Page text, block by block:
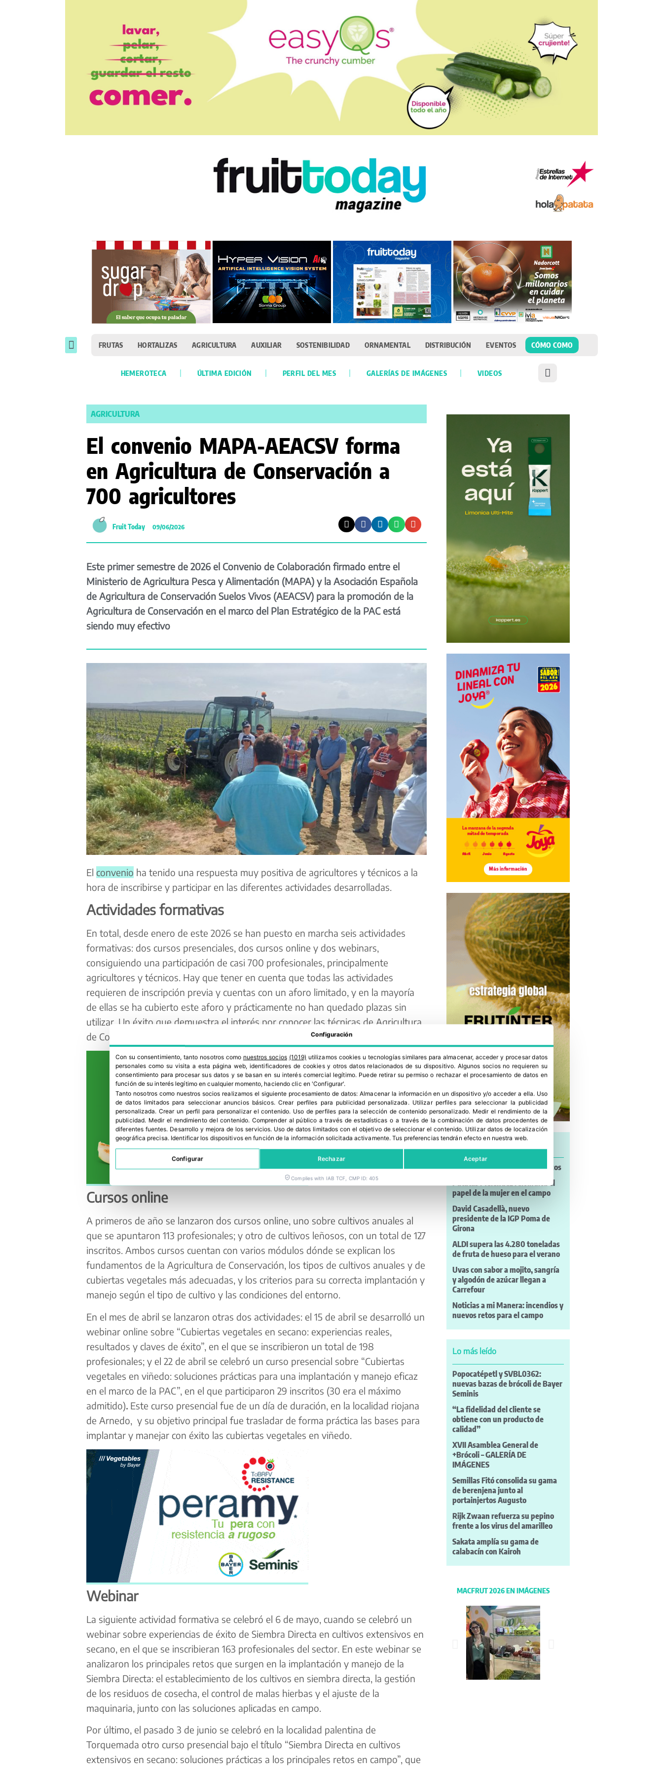
FRUTAS HORTALIZAS AGRICULTURA AUXILIAR SOSTENIBILIDAD ORNAMENTAL DISTRIBUCIÓN EVENTOS CÓMO COMO
HEMEROTECA ÚLTIMA EDICIÓN PERFIL DEL MES GALERÍAS DE IMÁGENES VIDEOS
AGRICULTURA
El convenio MAPA-AEACSV forma
en Agricultura de Conservación a
700 agricultores
Fruit Today 09/06/2026
Este primer semestre de 2026 el Convenio de Colaboración firmado entre el
Ministerio de Agricultura Pesca y Alimentación (MAPA) y la Asociación Española
de Agricultura de Conservación Suelos Vivos (AEACSV) para la promoción de la
Agricultura de Conservación en el marco del Plan Estratégico de la PAC está
siendo muy efectivo
El convenio ha tenido una respuesta muy positiva de agricultores y técnicos a la
hora de inscribirse y participar en las diferentes actividades desarrolladas.
Actividades formativas
En total, desde enero de este 2026 se han puesto en marcha seis actividades
formativas: dos cursos presenciales, dos cursos online y dos webinars,
consiguiendo una participación de casi 700 profesionales, principalmente
agricultores y técnicos. Hay que tener en cuenta que todas las actividades
requieren de inscripción previa y cuentas con un aforo limitado, y en la mayoría
de ellas se ha cubierto este aforo y prácticamente no han quedado plazas sin
utilizar. Un éxito que demuestra el interés por conocer las técnicas de Agricultura
de Conservación, tanto de Siembra Directa como de Cubiertas Vegetales.
Cursos online
A primeros de año se lanzaron dos cursos online, uno sobre cultivos anuales al
que se apuntaron 113 profesionales; y otro de cultivos leñosos, con un total de 127
inscritos. Ambos cursos cuentan con varios módulos dónde se explican los
fundamentos de la Agricultura de Conservación, los tipos de cultivos anuales y de
cubiertas vegetales más adecuadas, y los criterios para su correcta implantación y
manejo según el tipo de cultivo y las condiciones del entorno.
En el mes de abril se lanzaron otras dos actividades: el 15 de abril se desarrolló un
webinar online sobre “Cubiertas vegetales en secano: experiencias reales,
resultados y claves de éxito”, en el que se inscribieron un total de 198
profesionales; y el 22 de abril se celebró un curso presencial sobre “Cubiertas
vegetales en viñedo: soluciones prácticas para una implantación y manejo eficaz
en el marco de la PAC”, en el que participaron 29 inscritos (30 era el máximo
admitido). Este curso presencial fue de un día de duración, en la localidad riojana
de Arnedo, y su objetivo principal fue trasladar de forma práctica las bases para
implantar y manejar con éxito las cubiertas vegetales en viñedo.
Webinar
La siguiente actividad formativa se celebró el 6 de mayo, cuando se celebró un
webinar sobre experiencias de éxito de Siembra Directa en cultivos extensivos en
secano, en el que se inscribieran 163 profesionales del sector. En este webinar se
analizaron los principales retos que surgen en la implantación y manejo de la
Siembra Directa: el establecimiento de los cultivos en siembra directa, la gestión
de los residuos de cosecha, el control de malas hierbas y el ajuste de la
maquinaria, junto con las soluciones aplicadas en campo.
Por último, el pasado 3 de junio se celebró en la localidad palentina de
Torquemada otro curso presencial bajo el título “Siembra Directa en cultivos
extensivos en secano: soluciones prácticas a los principales retos en campo”, que
V Jornada Poscosecha de Cítricos
Patatas Meléndez reivindica el
papel de la mujer en el campo
David Casadellà, nuevo
presidente de la IGP Poma de
Girona
ALDI supera las 4.280 toneladas
de fruta de hueso para el verano
Uvas con sabor a mojito, sangría
y algodón de azúcar llegan a
Carrefour
Noticias a mi Manera: incendios y
nuevos retos para el campo
Lo más leído
Popocatépetl y SVBL0362:
nuevas bazas de brócoli de Bayer
Seminis
“La fidelidad del cliente se
obtiene con un producto de
calidad”
XVII Asamblea General de
+Brócoli – GALERÍA DE
IMÁGENES
Semillas Fitó consolida su gama
de berenjena junto al
portainjertos Augusto
Rijk Zwaan refuerza su pepino
frente a los virus del amarilleo
Sakata amplía su gama de
calabacín con Kairoh
MACFRUT 2026 EN IMÁGENES
Configuración
Con su consentimiento, tanto nosotros como nuestros socios (1019) utilizamos cookies u tecnologías similares para almacenar, acceder y procesar datos
personales como su visita a esta página web, identificadores de cookies y otros datos relacionados de su dispositivo. Algunos socios no requieren su
consentimiento para procesar sus datos y se basan en su interés comercial legítimo. Puede retirar su permiso o rechazar el procesamiento de datos en
función de su interés legítimo en cualquier momento, haciendo clic en 'Configurar'.
Tanto nosotros como nuestros socios realizamos el siguiente procesamiento de datos:Almacenar la información en un dispositivo y/o acceder a ella. Uso
de datos limitados para seleccionar anuncios básicos. Crear perfiles para publicidad personalizada . Utilizar perfiles para seleccionar la publicidad
personalizada. Crear un perfil para personalizar el contenido. Uso de perfiles para la selección de contenido personalizado. Medir el rendimiento de la
publicidad. Medir el rendimiento del contenido. Comprender al público a través de estadísticas o a través de la combinación de datos procedentes de
diferentes fuentes. Desarrollo y mejora de los servicios. Uso de datos limitados con el objetivo de seleccionar el contenido. Utilizar datos de localización
geográfica precisa. Identificar los dispositivos en función de la información solicitada activamente.Tus preferencias tendrán efecto en nuestra web.
Configurar Rechazar Aceptar
Complies with IAB TCF, CMP ID: 405